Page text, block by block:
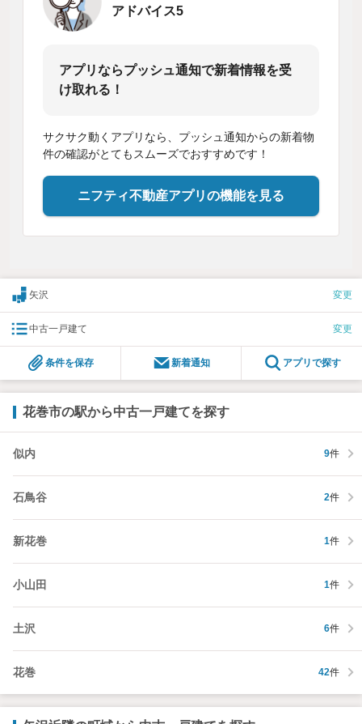
アドバイス5
アプリならプッシュ通知で新着情報を受
け取れる！
サクサク動くアプリなら、プッシュ通知からの新着物
件の確認がとてもスムーズでおすすめです！
ニフティ不動産アプリの機能を見る
矢沢 変更
中古一戸建て 変更
条件を保存 新着通知 アプリで探す
花巻市の駅から中古一戸建てを探す
似内 9件
石鳥谷 2件
新花巻 1件
小山田 1件
土沢 6件
花巻 42件